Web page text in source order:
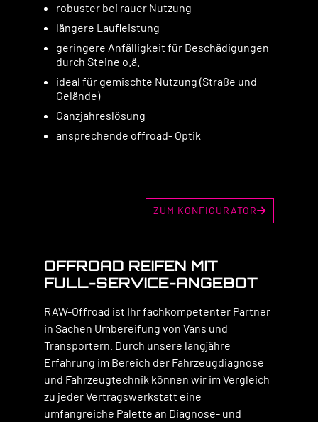
robuster bei rauer Nutzung
längere Laufleistung
geringere Anfälligkeit für Beschädigungen
durch Steine o.ä.
ideal für gemischte Nutzung (Straße und
Gelände)
Ganzjahreslösung
ansprechende offroad- Optik
ZUM KONFIGURATOR
OFFROAD REIFEN MIT
FULL-SERVICE-ANGEBOT
RAW-Offroad ist Ihr fachkompetenter Partner
in Sachen Umbereifung von Vans und
Transportern. Durch unsere langjähre
Erfahrung im Bereich der Fahrzeugdiagnose
und Fahrzeugtechnik können wir im Vergleich
zu jeder Vertragswerkstatt eine
umfangreiche Palette an Diagnose- und